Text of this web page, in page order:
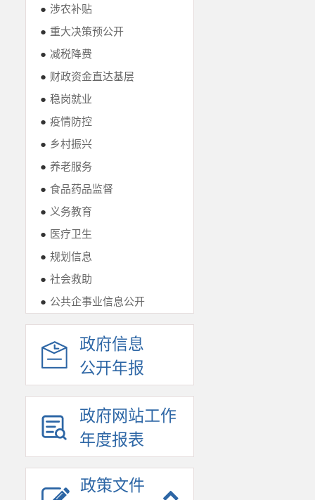
● 涉农补贴
● 重大决策预公开
● 减税降费
● 财政资金直达基层
● 稳岗就业
● 疫情防控
● 乡村振兴
● 养老服务
● 食品药品监督
● 义务教育
● 医疗卫生
● 规划信息
● 社会救助
● 公共企事业信息公开
政府信息
公开年报
政府网站工作
年度报表
政策文件